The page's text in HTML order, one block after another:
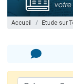
Accueil Etude sur